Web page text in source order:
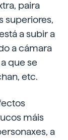
paira
superiores,
a subir a
a cámara
que se
etc.
máis
a